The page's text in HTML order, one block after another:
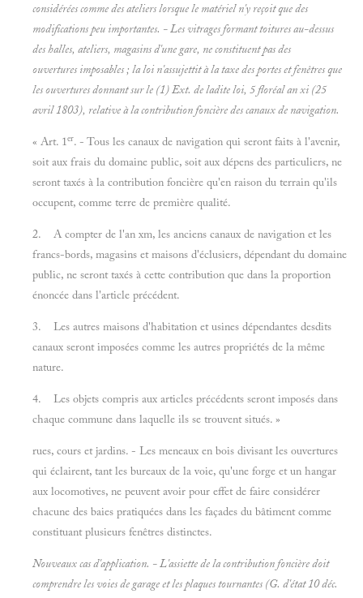
considérées comme des ateliers lorsque le matériel n'y reçoit que des
modifications peu importantes. - Les vitrages formant toitures au-dessus
des halles, ateliers, magasins d'une gare, ne constituent pas des
ouvertures imposables ; la loi n'assujettit à la taxe des portes et fenêtres que
les ouvertures donnant sur le (1) Ext. de ladite loi, 5 floréal an xi (25
avril 1803), relative àla contribution foncière des canaux de navigation.
« Art. 1er. - Tous les canaux de navigation qui seront faits à l'avenir,
soit aux frais du domaine public, soit aux dépens des particuliers, ne
seront taxés à la contribution foncière qu'en raison du terrain qu'ils
occupent, comme terre de première qualité.
2. A compter de l'an xm, les anciens canaux de navigation et les
francs-bords, magasins et maisons d'éclusiers, dépendant du domaine
public, ne seront taxés à cette contribution que dans la proportion
énoncée dans l'article précédent.
3. Les autres maisons d'habitation et usines dépendantes desdits
canaux seront imposées comme les autres propriétés de la même
nature.
4. Les objets compris aux articles précédents seront imposés dans
chaque commune dans laquelle ils se trouvent situés. »
rues, cours et jardins. - Les meneaux en bois divisant les ouvertures
qui éclairent, tant les bureaux de la voie, qu'une forge et un hangar
aux locomotives, ne peuvent avoir pour effet de faire considérer
chacune des baies pratiquées dans les façades du bâtiment comme
constituant plusieurs fenêtres distinctes.
Nouveaux cas d'application. - L'assiette de la contribution foncière doit
comprendre les voies de garageet les plaques tournantes (G. d'état 10 déc.